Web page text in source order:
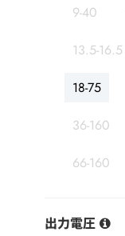
9-40
13.5-16.5
18-75
36-160
66-160
出力電圧